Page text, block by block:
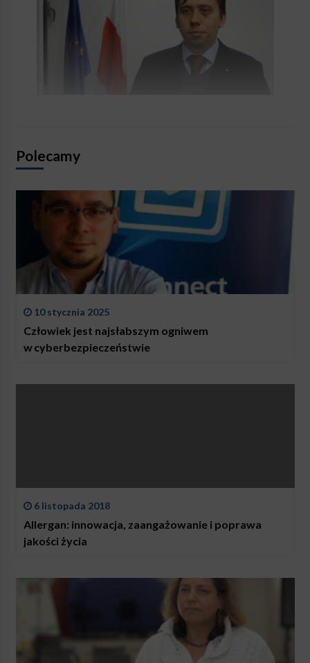
Polecamy
10 stycznia 2025
Człowiek jest najsłabszym ogniwem
w cyberbezpieczeństwie
6 listopada 2018
Allergan: innowacja, zaangażowanie i poprawa
jakości życia